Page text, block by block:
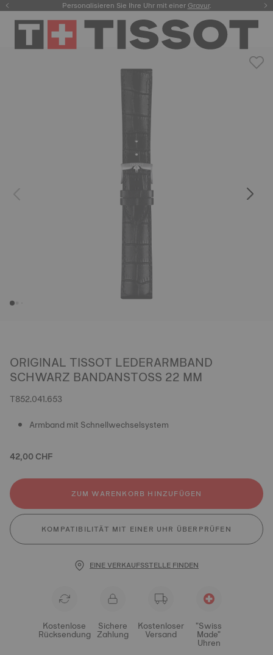
Personalisieren Sie Ihre Uhr mit einerGravur.
hier.
ORIGINAL TISSOT LEDERARMBAND
SCHWARZ BANDANSTOSS 22 MM
T852.041.653
Armband mit Schnellwechselsystem
42,00 CHF
ZUM WARENKORB HINZUFÜGEN
KOMPATIBILITÄT MIT EINER UHR ÜBERPRÜFEN
EINE VERKAUFSSTELLE FINDEN
Kostenlose
Rücksendung
Sichere
Zahlung
Kostenloser
Versand
"Swiss
Made"
Uhren